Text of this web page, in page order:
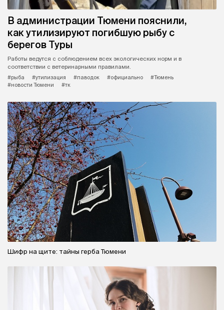
В администрации Тюмени пояснили,
как утилизируют погибшую рыбу с
берегов Туры
Работы ведутся с соблюдением всех экологических норм и в
соответствии с ветеринарными правилами.
#рыба
#утилизация #паводок #официально
#Тюмень
#новости Тюмени
#тк
Шифр на щите: тайны герба Тюмени